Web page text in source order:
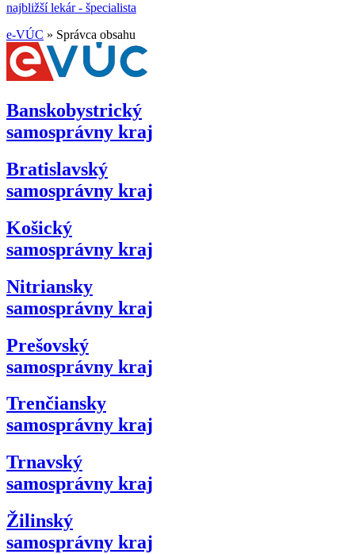
najbližší lekár - špecialista
e-VÚC » Správca obsahu
Banskobystrický
samosprávny kraj
Bratislavský
samosprávny kraj
Košický
samosprávny kraj
Nitriansky
samosprávny kraj
Prešovský
samosprávny kraj
Trenčiansky
samosprávny kraj
Trnavský
samosprávny kraj
Žilinský
samosprávny kraj